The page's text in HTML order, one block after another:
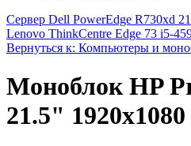
Сервер Dell PowerEdge R730xd
Lenovo ThinkCentre Edge 73 i5-
Вернуться к: Компьютеры и
Моноблок HP
21.5"